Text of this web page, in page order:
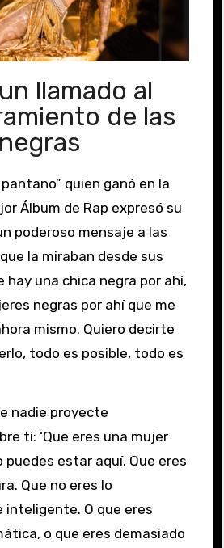
llamado al
de las
Álbum de Rap expresó su
poderoso mensaje a las
la miraban desde sus
hay una chica negra por ahí,
negras por ahí que me
mismo. Quiero decirte
todo es posible, todo es
nadie proyecte
ti: ‘Que eres una mujer
puedes estar aquí. Que eres
Que no eres lo
O que eres
o que eres demasiado